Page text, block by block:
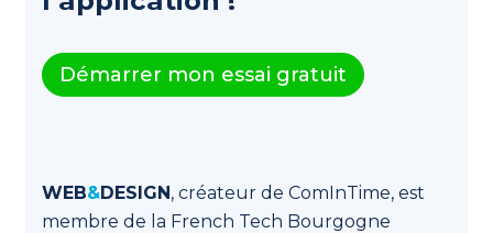
Démarrer mon essai gratuit
WEB&DESIGN, créateur de ComInTime, est
membre de la French Tech Bourgogne